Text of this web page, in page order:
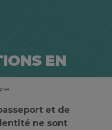
EN
et de
ne sont